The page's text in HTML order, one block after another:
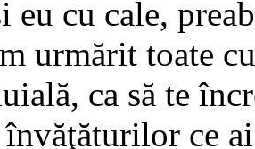
eu cu cale,
urmărit toate
ca să te
învăţăturilor ce